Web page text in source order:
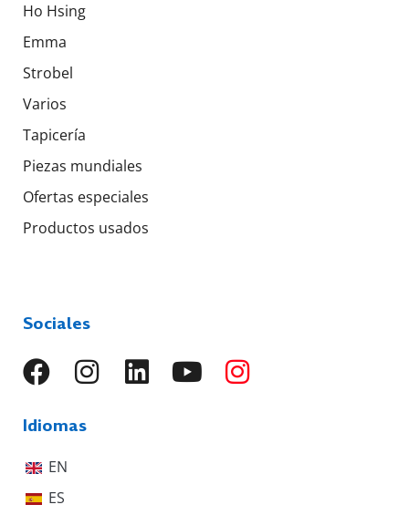
Ho Hsing
Emma
Strobel
Varios
Tapicería
Piezas mundiales
Ofertas especiales
Productos usados
Sociales
Idiomas
EN
ES